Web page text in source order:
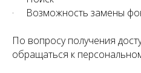
· Возможность замены
По вопросу получения
обращаться к